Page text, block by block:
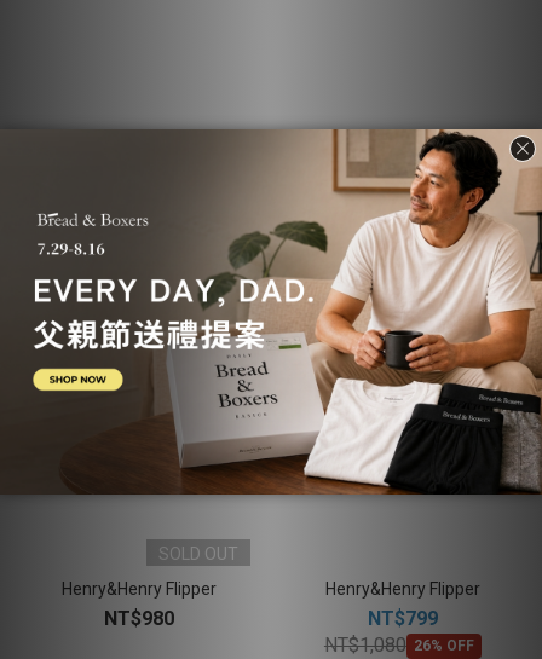
NT$1,080
Henry&Henry Flipper
NT$799
NT$1,080 26% OFF
SOLD OUT
Henry&Henry Flipper
NT$980
Member Price
Henry&Henry Flipper
NT$799
NT$1,080 26% OFF